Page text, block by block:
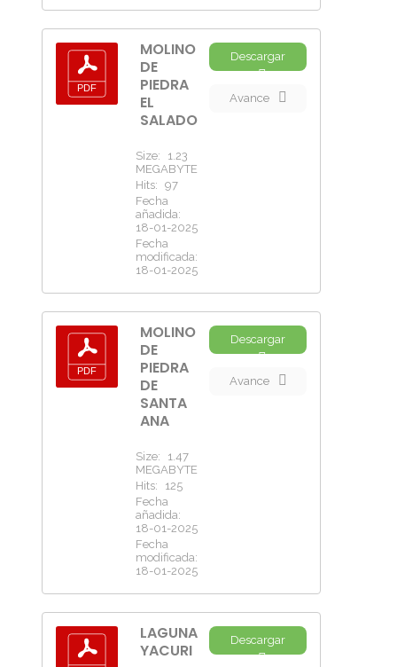
MOLINO
DE
PIEDRA
EL
SALADO
Size:
1.23
MEGABYTE
Hits: 97
Fecha
añadida:
18-01-2025
Fecha
modificada:
18-01-2025
Descargar
Avance
MOLINO
DE
PIEDRA
DE
SANTA
ANA
Size:
1.47
MEGABYTE
Hits:
125
Fecha
añadida:
18-01-2025
Fecha
modificada:
18-01-2025
Descargar
Avance
LAGUNA
YACURI
Descargar